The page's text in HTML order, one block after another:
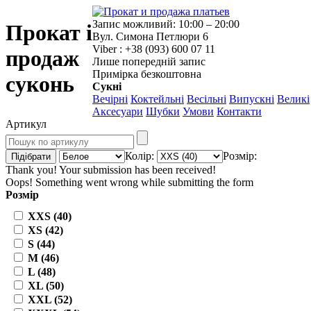
Прокат і
продаж
суконь
Запис можливий: 10:00 – 20:00
Вул. Симона Петлюри 6
Viber : +38 (093) 600 07 11
Лише попередній запис
Примірка безкоштовна
Сукні
Вечірні Коктейльні Весільні Випускні Великі
Аксесуари Шубки Умови Контакти
Артикул
Колір:
Розмір:
Thank you! Your submission has been received!
Oops! Something went wrong while submitting the form
Розмір
XXS (40)
XS (42)
S (44)
M (46)
L (48)
XL (50)
XXL (52)